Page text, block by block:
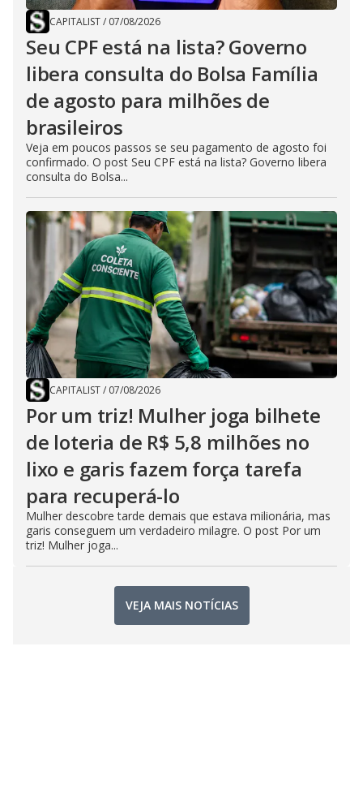
CAPITALIST/ 07/08/2026
Seu CPF está na lista? Governo
libera consulta do Bolsa Família
de agosto para milhões de
brasileiros
Veja em poucos passos se seu pagamento de agosto foi
confirmado. O post Seu CPF está na lista? Governo libera
consulta do Bolsa...
CAPITALIST/ 07/08/2026
Por um triz! Mulher joga bilhete
de loteria de R$ 5,8 milhões no
lixo e garis fazem força tarefa
para recuperá-lo
Mulher descobre tarde demais que estava milionária, mas
garis conseguem um verdadeiro milagre. O post Por um
triz! Mulher joga...
VEJA MAIS NOTÍCIAS